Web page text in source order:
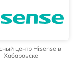
центр Hisense в
Хабаровске